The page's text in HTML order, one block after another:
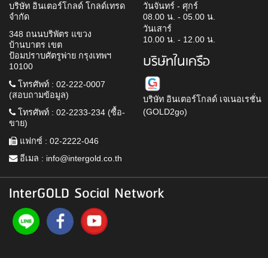
บริษัท อินเตอร์โกลด์ โกลด์เทรด
จำกัด
348 ถนนบริพัตร แขวง
บ้านบาตร เขต
ป้อมปราบศัตรูพ่าย กรุงเทพฯ
10100
โทรศัพท์ : 02-222-0007
(สอบถามข้อมูล)
โทรศัพท์ : 02-2233-234 (ซื้อ-
ขาย)
แฟกซ์ : 02-2222-046
อีเมล : info@intergold.co.th
วันจันทร์ - ศุกร์
08.00 น. - 05.00 น.
วันเสาร์
10.00 น. - 12.00 น.
บริษัทในเครือ
บริษัท อินเตอร์โกลด์ เจเนอเรชั่น
(GOLD2go)
InterGOLD Social Network